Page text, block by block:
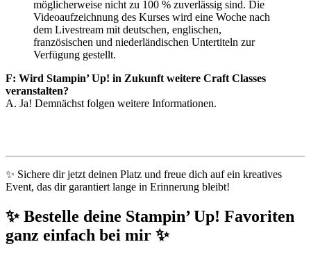
möglicherweise nicht zu 100 % zuverlässig sind. Die
Videoaufzeichnung des Kurses wird eine Woche nach
dem Livestream mit deutschen, englischen,
französischen und niederländischen Untertiteln zur
Verfügung gestellt.
F: Wird Stampin’ Up! in Zukunft weitere Craft Classes
veranstalten?
A. Ja! Demnächst folgen weitere Informationen.
✨ Sichere dir jetzt deinen Platz und freue dich auf ein kreatives
Event, das dir garantiert lange in Erinnerung bleibt!
✨ Bestelle deine Stampin’ Up! Favoriten
ganz einfach bei mir ✨